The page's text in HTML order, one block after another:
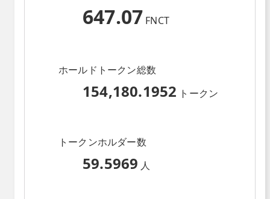
647.07 FNCT
ホールドトークン総数
154,180.1952 トークン
トークンホルダー数
59.5969 人